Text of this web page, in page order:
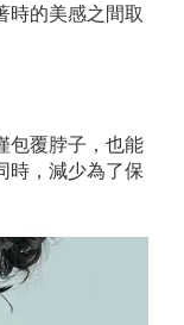
時的美感之間取
包覆脖子，也能
時，減少為了保